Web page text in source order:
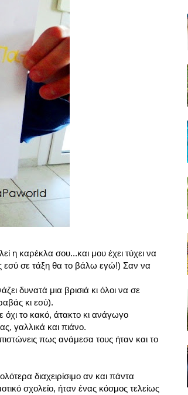
η καρέκλα σου...και μου έχει τύχει να
εσύ σε τάξη θα το βάλω εγώ!) Σαν να
δυνατά μια βρισιά κι όλοι να σε
κι εσύ).
όχι το κακό, άτακτο κι ανάγωγο
γαλλικά και πιάνο.
πως ανάμεσα τους ήταν και το
διαχειρίσιμο αν και πάντα
σχολείο, ήταν ένας κόσμος τελείως